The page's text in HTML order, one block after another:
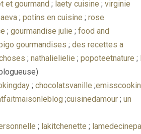
et gourmand ; laety cuisine ; virginie
; potins en cuisine ; rose
; gourmandise julie ; food and
gourmandises ; des recettes a
; nathalielielie ; popoteetnature ;
; chocolatsvanille ;
;cuisinedamour ; un
; lakitchenette ;